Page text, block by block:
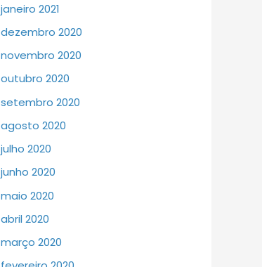
janeiro 2021
dezembro 2020
novembro 2020
outubro 2020
setembro 2020
agosto 2020
julho 2020
junho 2020
maio 2020
abril 2020
março 2020